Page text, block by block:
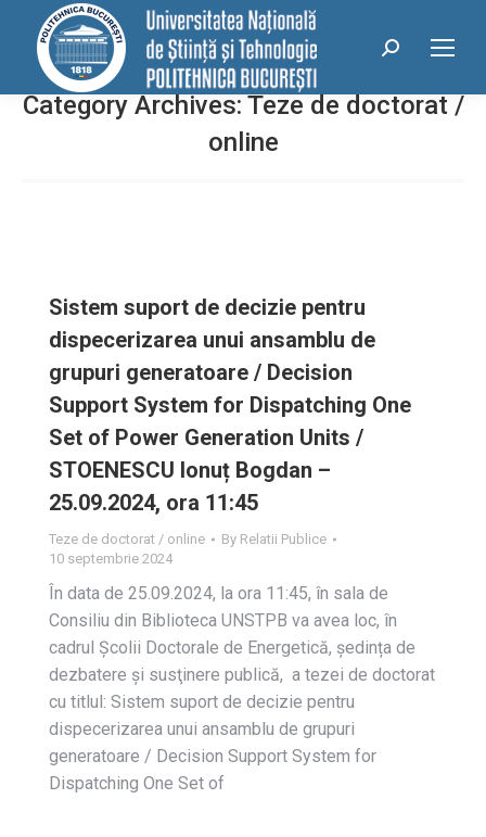
conținut
Search:
Category Archives: Teze de doctorat /
online
Sistem suport de decizie pentru
dispecerizarea unui ansamblu de
grupuri generatoare / Decision
Support System for Dispatching One
Set of Power Generation Units /
STOENESCU Ionuț Bogdan –
25.09.2024, ora 11:45
Teze de doctorat / online By Relatii Publice
10 septembrie 2024
În data de 25.09.2024, la ora 11:45, în sala de
Consiliu din Biblioteca UNSTPB va avea loc, în
cadrul Școlii Doctorale de Energetică, ședința de
dezbatere și susţinere publică, a tezei de doctorat
cu titlul: Sistem suport de decizie pentru
dispecerizarea unui ansamblu de grupuri
generatoare / Decision Support System for
Dispatching One Set of